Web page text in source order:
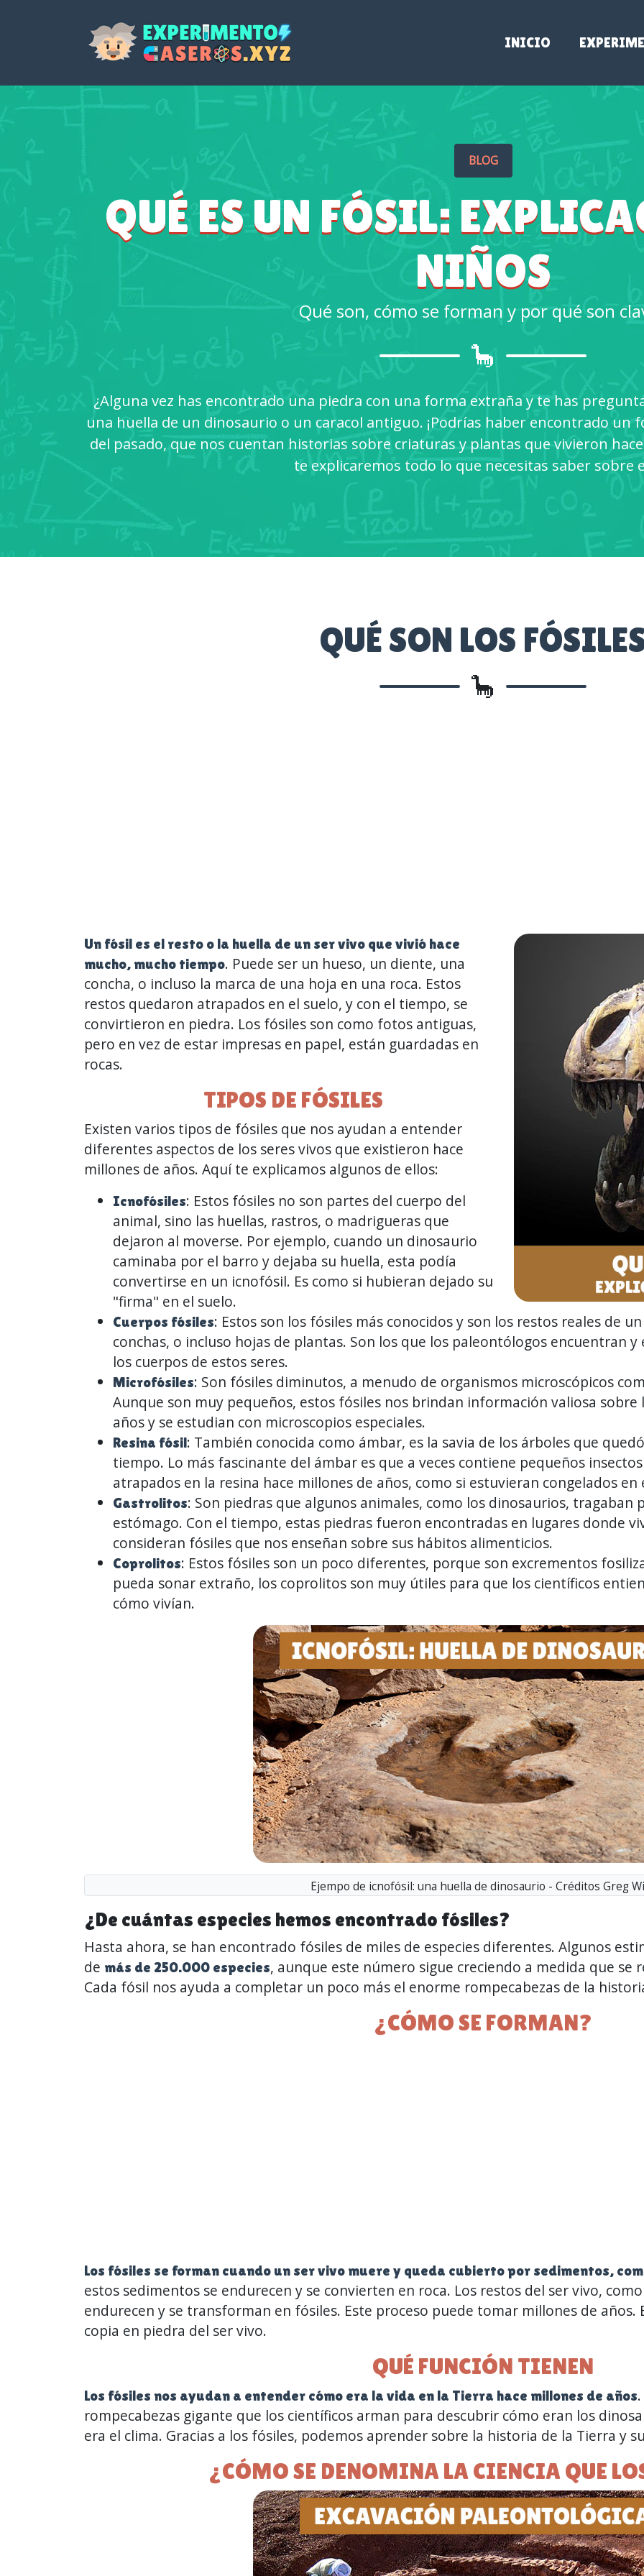
INICIO
BLOG
QUÉ ES UN FÓSIL:
NIÑOS
Qué son, cómo se forman y por qué son
🦕
¿Alguna vez has encontrado una piedra con una forma extraña y te has
una huella de un dinosaurio o un caracol antiguo. ¡Podrías haber encontrado un
del pasado, que nos cuentan historias sobre criaturas y plantas que vivieron
te explicaremos todo lo que necesitas saber sobre
QUÉ SON LOS
🦕
Un fósil es el resto o la huella de un ser vivo que vivió hace
mucho, mucho tiempo. Puede ser un hueso, un diente, una
concha, o incluso la marca de una hoja en una roca. Estos
restos quedaron atrapados en el suelo, y con el tiempo, se
convirtieron en piedra. Los fósiles son como fotos antiguas,
pero en vez de estar impresas en papel, están guardadas en
rocas.
TIPOS DE FÓSILES
Existen varios tipos de fósiles que nos ayudan a entender
diferentes aspectos de los seres vivos que existieron hace
millones de años. Aquí te explicamos algunos de ellos:
Icnofósiles: Estos fósiles no son partes del cuerpo del
animal, sino las huellas, rastros, o madrigueras que
dejaron al moverse. Por ejemplo, cuando un dinosaurio
caminaba por el barro y dejaba su huella, esta podía
convertirse en un icnofósil. Es como si hubieran dejado su
"firma" en el suelo.
Cuerpos fósiles: Estos son los fósiles más conocidos y son los restos reales de
conchas, o incluso hojas de plantas. Son los que los paleontólogos encuentran
los cuerpos de estos seres.
Microfósiles: Son fósiles diminutos, a menudo de organismos microscópicos
Aunque son muy pequeños, estos fósiles nos brindan información valiosa
años y se estudian con microscopios especiales.
Resina fósil: También conocida como ámbar, es la savia de los árboles que
tiempo. Lo más fascinante del ámbar es que a veces contiene pequeños
atrapados en la resina hace millones de años, como si estuvieran congelados
Gastrolitos: Son piedras que algunos animales, como los dinosaurios, tragaban
estómago. Con el tiempo, estas piedras fueron encontradas en lugares donde
consideran fósiles que nos enseñan sobre sus hábitos alimenticios.
Coprolitos: Estos fósiles son un poco diferentes, porque son excrementos
pueda sonar extraño, los coprolitos son muy útiles para que los científicos
cómo vivían.
Ejempo de icnofósil: una huella de dinosaurio - Créditos Greg
¿De cuántas especies hemos encontrado fósiles?
Hasta ahora, se han encontrado fósiles de miles de especies diferentes. Algunos
de más de 250.000 especies, aunque este número sigue creciendo a medida que se
Cada fósil nos ayuda a completar un poco más el enorme rompecabezas de la
¿CÓMO SE FORMAN?
Los fósiles se forman cuando un ser vivo muere y queda cubierto por sedimentos,
estos sedimentos se endurecen y se convierten en roca. Los restos del ser vivo,
endurecen y se transforman en fósiles. Este proceso puede tomar millones de años.
copia en piedra del ser vivo.
QUÉ FUNCIÓN TIENEN
Los fósiles nos ayudan a entender cómo era la vida en la Tierra hace millones de años
rompecabezas gigante que los científicos arman para descubrir cómo eran los
era el clima. Gracias a los fósiles, podemos aprender sobre la historia de la Tierra y
¿CÓMO SE DENOMINA LA CIENCIA QUE